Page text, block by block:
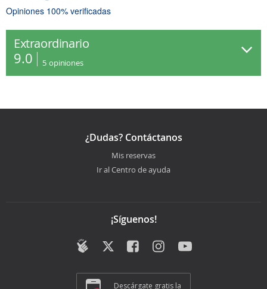
Opiniones 100% verificadas
Extraordinario
9.0 5 opiniones
¿Dudas? Contáctanos
Mis reservas
Ir al Centro de ayuda
¡Síguenos!
Descárgate gratis la